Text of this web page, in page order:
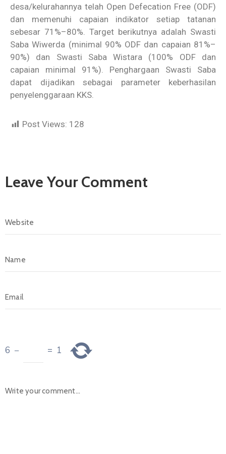
desa/kelurahannya telah Open Defecation Free (ODF)
dan memenuhi capaian indikator setiap tatanan
sebesar 71%–80%. Target berikutnya adalah Swasti
Saba Wiwerda (minimal 90% ODF dan capaian 81%–
90%) dan Swasti Saba Wistara (100% ODF dan
capaian minimal 91%). Penghargaan Swasti Saba
dapat dijadikan sebagai parameter keberhasilan
penyelenggaraan KKS.
Post Views: 128
Leave Your Comment
6 − = 1